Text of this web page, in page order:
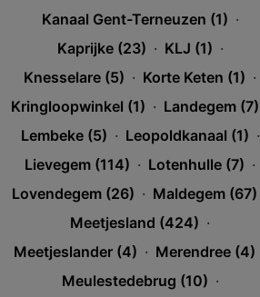
Kanaal Gent-Terneuzen (1) ·
Kaprijke (23) · KLJ (1) ·
Knesselare (5) · Korte Keten (1) ·
Kringloopwinkel (1) · Landegem (7)
Lembeke (5) · Leopoldkanaal (1) ·
Lievegem (114) · Lotenhulle (7) ·
Lovendegem (26) · Maldegem (67)
Meetjesland (424) ·
Meetjeslander (4) · Merendree (4)
Meulestedebrug (10) ·